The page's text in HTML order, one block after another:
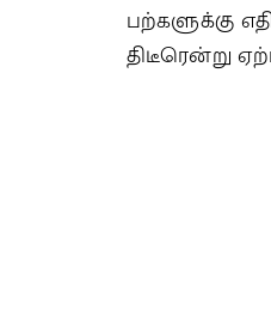
பற்களுக்கு
திடீரென்று